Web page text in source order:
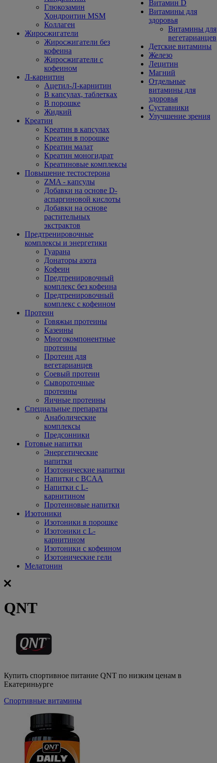
Глюкозамин
Хондроитин MSM
Коллаген
Жиросжигатели
Жиросжигатели без
кофеина
Жиросжигатели с
кофеином
Л-карнитин
Ацетил-Л-карнитин
В капсулах, таблетках
В порошке
Жидкий
Креатин
Креатин в капсулах
Креатин в порошке
Креатин малат
Креатин моногидрат
Креатиновые комплексы
Повышение тестостерона
ZMA - капсулы
Добавки на основе D-
аспаргиновой кислоты
Добавки на основе
растительных
экстрактов
Предтренировочные
комплексы и энергетики
Гуарана
Донаторы азота
Кофеин
Предтренировочный
комплекс без кофеина
Предтренировочный
комплекс с кофеином
Протеин
Говяжьи протеины
Казеины
Многокомпонентные
протеины
Протеин для
вегетарианцев
Соевый протеин
Сывороточные
протеины
Яичные протеины
Специальные препараты
Анаболические
комплексы
Предсонники
Готовые напитки
Энергетические
напитки
Изотонические напитки
Напитки с BCAA
Напитки с L-
карнитином
Протеиновые напитки
Изотоники
Изотоники в порошке
Изотоники с L-
карнитином
Изотоники с кофеином
Изотонические гели
Мелатонин
Витамин D
Витамины для
здоровья
Витамины для
вегетарианцев
Детские витамины
Железо
Лецитин
Магний
Отдельные
витамины для
здоровья
Суставники
Улучшение зрения
QNT
Купить спортивное питание QNT по низким ценам в
Екатериньурге
Спортивные витамины